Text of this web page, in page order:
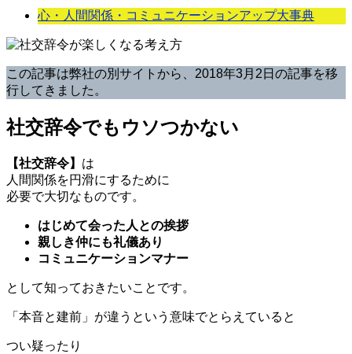
心・人間関係・コミュニケーションアップ大事典
この記事は弊社の別サイトから、2018年3月2日の記事を移
行してきました。
社交辞令でもウソつかない
【社交辞令】 は
人間関係を円滑にするために
必要で大切なものです。
はじめて会った人との挨拶
親しき仲にも礼儀あり
コミュニケーションマナー
として知っておきたいことです。
「本音と建前」が違うという意味でとらえていると
つい疑ったり